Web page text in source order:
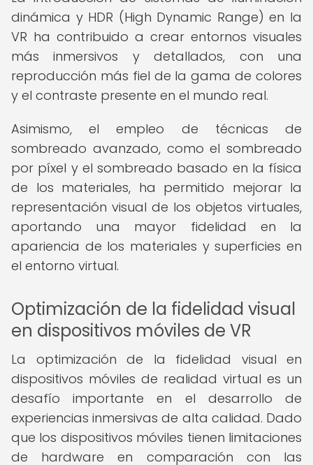
dinámica y HDR (High Dynamic Range) en la
VR ha contribuido a crear entornos visuales
más inmersivos y detallados, con una
reproducción más fiel de la gama de colores
y el contraste presente en el mundo real.
Asimismo, el empleo de técnicas de
sombreado avanzado, como el sombreado
por píxel y el sombreado basado en la física
de los materiales, ha permitido mejorar la
representación visual de los objetos virtuales,
aportando una mayor fidelidad en la
apariencia de los materiales y superficies en
el entorno virtual.
Optimización de la fidelidad visual
en dispositivos móviles de VR
La optimización de la fidelidad visual en
dispositivos móviles de realidad virtual es un
desafío importante en el desarrollo de
experiencias inmersivas de alta calidad. Dado
que los dispositivos móviles tienen limitaciones
de hardware en comparación con las